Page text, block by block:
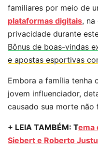
familiares por meio de
plataformas digitais,
privacidade durante
Bônus de boas-vindas
e apostas esportivas
Embora a família tenha
jovem influenciador,
causado sua morte não
+ LEIA TAMBÉM: Tema
Siebert e Roberto